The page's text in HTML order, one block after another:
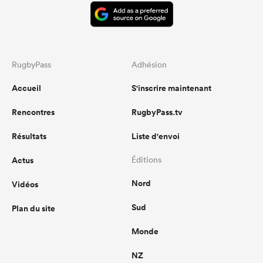
RugbyPass
Accueil
Rencontres
Résultats
Actus
Vidéos
Plan du site
Adhésion
S'inscrire maintenant
RugbyPass.tv
Liste d'envoi
Éditions
Nord
Sud
Monde
NZ